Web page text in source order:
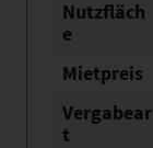
Nutzfläch
e
Mietpreis
Vergabear
t